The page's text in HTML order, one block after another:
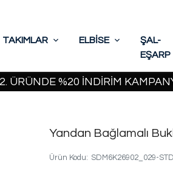
TAKIMLAR ELBİSE
ŞAL-
EŞARP
%20 İNDİRİM KAMPANYASI
Yandan Bağlamalı
Ürün Kodu: SDM6K26902_029-STD